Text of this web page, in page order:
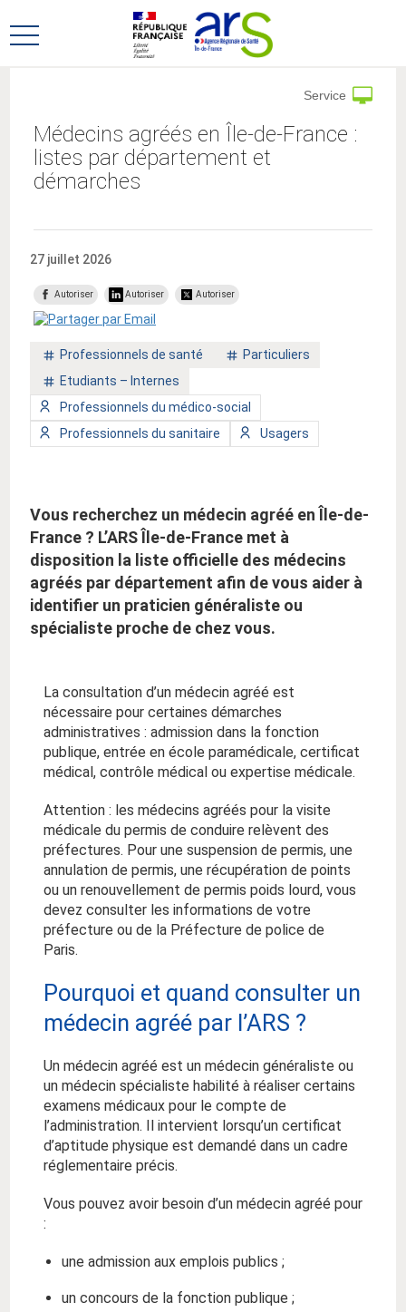
au
menu
au
contenu
Ouvrir
Médecins agréés en Île-de-France :
listes par département et
démarches
Service
27 juillet 2026
Autoriser Autoriser Autoriser
Mot
:
Professionnels de santé
Mot
Particuliers
Mot
clé
:
Etudiants – Internes
Type
de
public
Professionnels du médico-social
Type
de
Professionnels du sanitaire
Type
de
Usagers
Vous recherchez un médecin agréé en Île-de-
France ? L’ARS Île-de-France met à
disposition la liste officielle des médecins
agréés par département afin de vous aider à
identifier un praticien généraliste ou
spécialiste proche de chez vous.
La consultation d’un médecin agréé est
nécessaire pour certaines démarches
administratives : admission dans la fonction
publique, entrée en école paramédicale, certificat
médical, contrôle médical ou expertise médicale.
Attention : les médecins agréés pour la visite
médicale du permis de conduire relèvent des
préfectures. Pour une suspension de permis, une
annulation de permis, une récupération de points
ou un renouvellement de permis poids lourd, vous
devez consulter les informations de votre
préfecture ou de la Préfecture de police de
Paris.
Pourquoi et quand consulter un
médecin agréé par l’ARS ?
Un médecin agréé est un médecin généraliste ou
un médecin spécialiste habilité à réaliser certains
examens médicaux pour le compte de
l’administration. Il intervient lorsqu’un certificat
d’aptitude physique est demandé dans un cadre
réglementaire précis.
Vous pouvez avoir besoin d’un médecin agréé pour
:
une admission aux emplois publics ;
un concours de la fonction publique ;